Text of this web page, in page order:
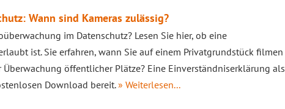
Wann sind Kameras zulässig?
im Datenschutz? Lesen Sie hier, ob eine
ist. Sie erfahren, wann Sie auf einem Privatgrundstück filmen
öffentlicher Plätze? Eine Einverständniserklärung als
Download bereit.» Weiterlesen...